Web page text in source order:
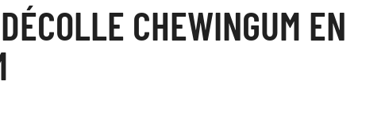
CHEWINGUM EN